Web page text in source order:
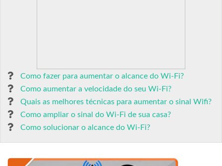
Como fazer para aumentar o alcance do Wi-Fi?
Como aumentar a velocidade do seu Wi-Fi?
Quais as melhores técnicas para aumentar o sinal Wifi?
Como ampliar o sinal do Wi-Fi de sua casa?
Como solucionar o alcance do Wi-Fi?